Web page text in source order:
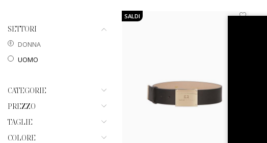
SETTORI
DONNA
UOMO
CATEGORIE
PREZZO
TAGLIE
COLORE
SALDI